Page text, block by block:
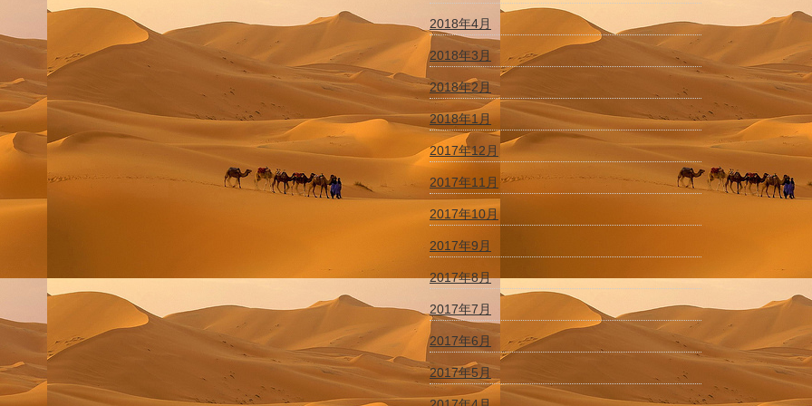
2018年4月
2018年3月
2018年2月
2018年1月
2017年12月
2017年11月
2017年10月
2017年9月
2017年8月
2017年7月
2017年6月
2017年5月